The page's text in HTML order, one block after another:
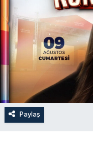
Paylaş
İLÇE HABERLERİ
KÜLTÜR-SANAT
KSÜ
DÜNYA
ROPORTAJ